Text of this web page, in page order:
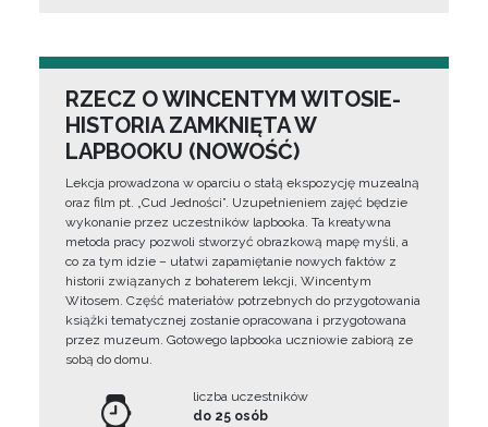
RZECZ O WINCENTYM WITOSIE-
HISTORIA ZAMKNIĘTA W
LAPBOOKU (NOWOŚĆ)
Lekcja prowadzona w oparciu o stałą ekspozycję muzealną
oraz film pt. „Cud Jedności”. Uzupełnieniem zajęć będzie
wykonanie przez uczestników lapbooka. Ta kreatywna
metoda pracy pozwoli stworzyć obrazkową mapę myśli, a
co za tym idzie – ułatwi zapamiętanie nowych faktów z
historii związanych z bohaterem lekcji, Wincentym
Witosem. Część materiałów potrzebnych do przygotowania
książki tematycznej zostanie opracowana i przygotowana
przez muzeum. Gotowego lapbooka uczniowie zabiorą ze
sobą do domu.
liczba uczestników
do 25 osób